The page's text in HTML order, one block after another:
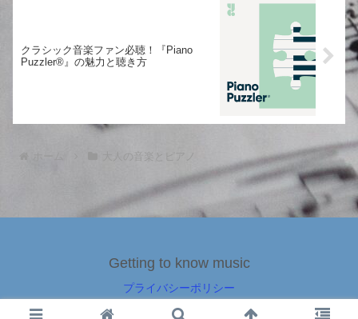
クラシック音楽ファン必聴！『Piano
Puzzler®』の魅力と聴き方
大人の音楽とピアノ
Getting to know music
プライバシーポリシー
© 2022 Getting to know music.